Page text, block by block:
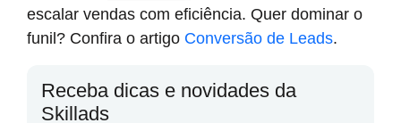
escalar vendas com eficiência. Quer dominar o
funil? Confira o artigo Conversão de Leads.
Receba dicas e novidades da
Skillads